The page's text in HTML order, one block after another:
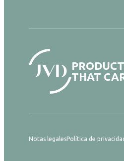
THAT
Notas legalesPolítica de